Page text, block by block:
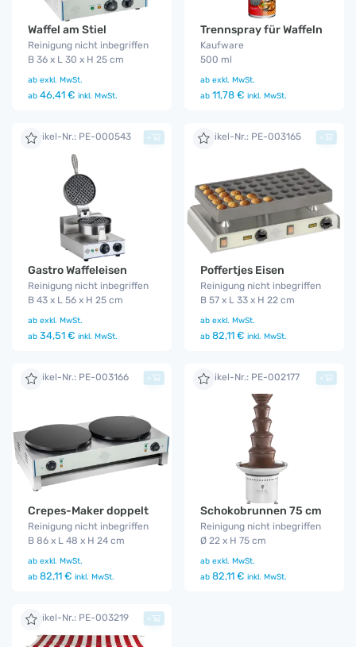
Waffel am Stiel
Reinigung nicht inbegriffen
B 36 x L 30 x H 25 cm
ab exkl. MwSt.
ab 46,41 € inkl. MwSt.
Trennspray für Waffeln
Kaufware
500 ml
ab exkl. MwSt.
ab 11,78 € inkl. MwSt.
Artikel-Nr.: PE-000543
Gastro Waffeleisen
Reinigung nicht inbegriffen
B 43 x L 56 x H 25 cm
ab exkl. MwSt.
ab 34,51 € inkl. MwSt.
+ Artikel-Nr.: PE-003165
Poffertjes Eisen
Reinigung nicht inbegriffen
B 57 x L 33 x H 22 cm
ab exkl. MwSt.
ab 82,11 € inkl. MwSt.
+
Artikel-Nr.: PE-003166
Crepes-Maker doppelt
Reinigung nicht inbegriffen
B 86 x L 48 x H 24 cm
ab exkl. MwSt.
ab 82,11 € inkl. MwSt.
+ Artikel-Nr.: PE-002177
Schokobrunnen 75 cm
Reinigung nicht inbegriffen
Ø 22 x H 75 cm
ab exkl. MwSt.
ab 82,11 € inkl. MwSt.
+
Artikel-Nr.: PE-003219 +